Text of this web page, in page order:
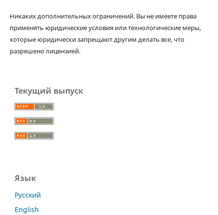
Никаких дополнительных ограничений. Вы не имеете права
применять юридические условия или технологические меры,
которые юридически запрещают другим делать все, что
разрешено лицензией.
Текущий выпуск
Язык
Русский
English